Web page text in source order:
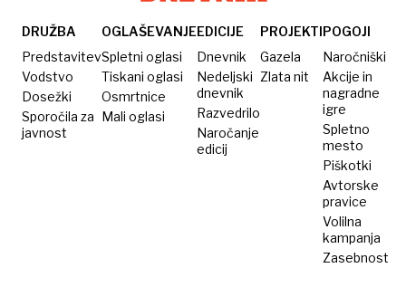
Koper
postal
otok"
DRUŽBA
Predstavitev
Vodstvo
Dosežki
Sporočila za
javnost
OGLAŠEVANJE
Spletni oglasi
Tiskani oglasi
Osmrtnice
Mali oglasi
EDICIJE
Dnevnik
Nedeljski
dnevnik
Razvedrilo
Naročanje
edicij
PROJEKTI
Gazela
Zlata nit
POGOJI
Naročniški
Akcije in
nagradne
igre
Spletno
mesto
Piškotki
Avtorske
pravice
Volilna
kampanja
Zasebnost